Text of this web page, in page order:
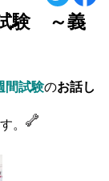
験 ～義
間試験のお話し
。